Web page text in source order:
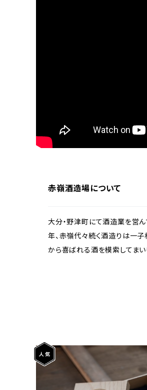
赤嶺酒造場について
大分・野津町にて酒造業を営
年、赤嶺代々続く酒造りは一
から喜ばれる酒を模索してま